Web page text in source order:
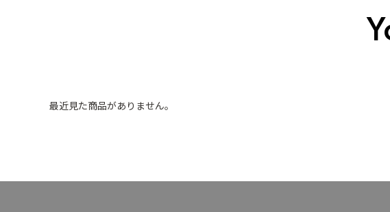
最近見た商品がありません。